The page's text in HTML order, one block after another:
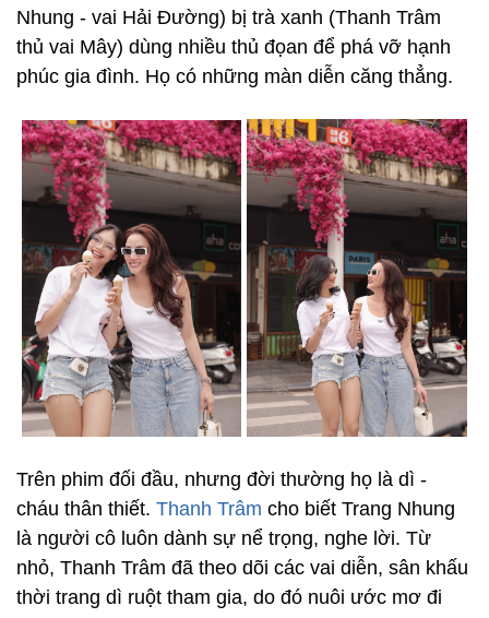
Nhung - vai Hải Đường) bị trà xanh (Thanh Trâm
thủ vai Mây) dùng nhiều thủ đọan để phá vỡ hạnh
phúc gia đình. Họ có những màn diễn căng thẳng.
Trên phim đối đầu, nhưng đời thường họ là dì -
cháu thân thiết. Thanh Trâm cho biết Trang Nhung
là người cô luôn dành sự nể trọng, nghe lời. Từ
nhỏ, Thanh Trâm đã theo dõi các vai diễn, sân khấu
thời trang dì ruột tham gia, do đó nuôi ước mơ đi